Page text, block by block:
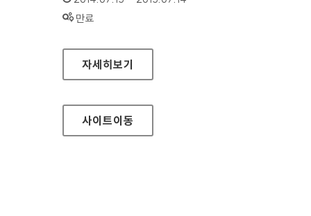
상태 :
만료
신한카드 개인
자세히보기
사이트이동